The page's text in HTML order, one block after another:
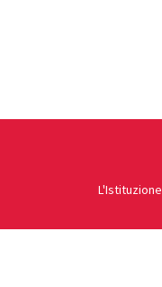
L'Istituzione